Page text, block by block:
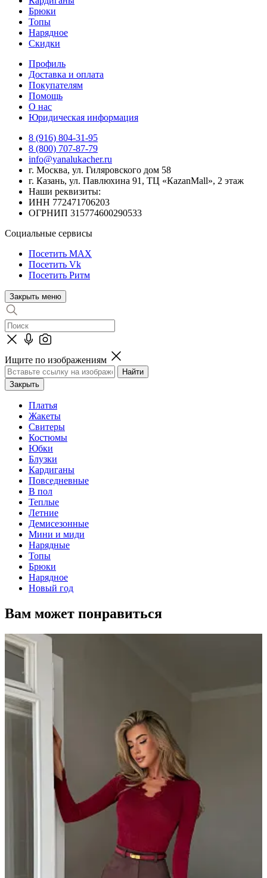
Брюки
Топы
Нарядное
Скидки
Профиль
Доставка и оплата
Покупателям
Помощь
О нас
Юридическая информация
8 (916) 804-31-95
8 (800) 707-87-79
info@yanalukacher.ru
г. Москва, ул. Гиляровского дом 58
г. Казань, ул. Павлюхина 91, ТЦ «КazanMall», 2 этаж
Наши реквизиты:
ИНН 772471706203
ОГРНИП 315774600290533
Социальные сервисы
Посетить MAX
Посетить Vk
Посетить Ритм
Закрыть меню
Ищите по изображениям
Закрыть
Платья
Жакеты
Свитеры
Костюмы
Юбки
Блузки
Кардиганы
Повседневные
В пол
Теплые
Летние
Демисезонные
Мини и миди
Нарядные
Топы
Брюки
Нарядное
Новый год
Вам может понравиться